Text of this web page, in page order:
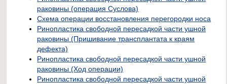
раковины (операция Суслова)
Схема операции восстановления перегородки носа
Ринопластика свободной пересадкой части ушной
раковины (Пришивание трансплантата к краям
дефекта)
Ринопластика свободной пересадкой части ушной
раковины (Ход операции)
Ринопластика свободной пересадкой части ушной